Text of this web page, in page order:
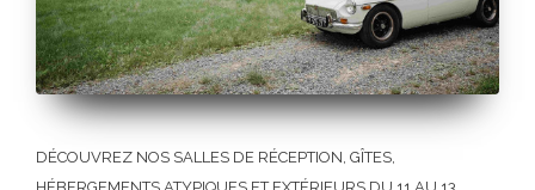
DÉCOUVREZ NOS SALLES DE RÉCEPTION, GÎTES,